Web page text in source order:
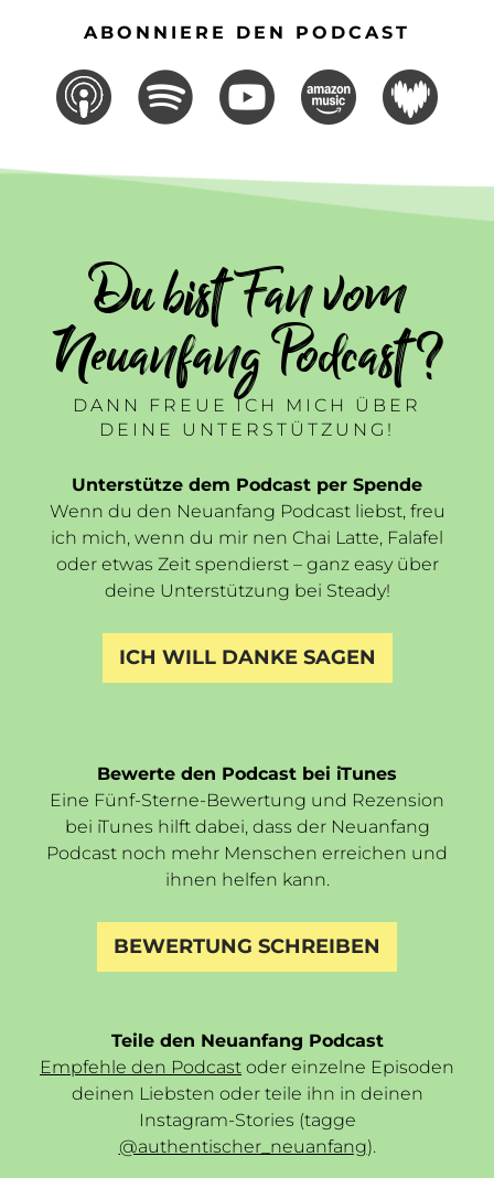
ABONNIERE DEN PODCAST
Du bist Fan vom
Neuanfang Podcast ?
DANN FREUE ICH MICH ÜBER
DEINE UNTERSTÜTZUNG!
Unterstütze dem Podcast per Spende
Wenn du den Neuanfang Podcast liebst, freu
ich mich, wenn du mir nen Chai Latte, Falafel
oder etwas Zeit spendierst – ganz easy über
deine Unterstützung bei Steady!
ICH WILL DANKE SAGEN
Bewerte den Podcast bei iTunes
Eine Fünf-Sterne-Bewertung und Rezension
bei iTunes hilft dabei, dass der Neuanfang
Podcast noch mehr Menschen erreichen und
ihnen helfen kann.
BEWERTUNG SCHREIBEN
Teile den Neuanfang Podcast
Empfehle den Podcast oder einzelne Episoden
deinen Liebsten oder teile ihn in deinen
Instagram-Stories (tagge
@authentischer_neuanfang).